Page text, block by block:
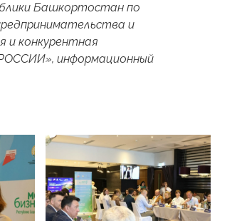
Башкортостан по
и
и конкурентная
информационный